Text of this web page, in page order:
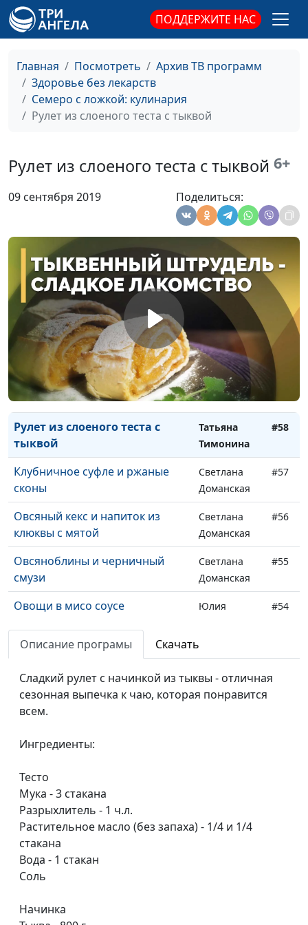
ПОДДЕРЖИТЕ НАС
Главная Посмотреть
Архив ТВ программ
Здоровье без лекарств
Семеро с ложкой: кулинария
Рулет из слоеного теста с тыквой
Рулет из слоеного теста с тыквой 6+
09 сентября 2019 Поделиться:
клубничный мохито
Банановый хлеб и шоколадный
Елена
#67
Хачапури на скорую руку и
легкий салатик с сельдереем
Плов с тыквой
Кочкарева
#64
Плов с овощами и сырные
Елена Чумак #63
Перец, фаршированный
овощами и грибами, и булгур
Марина
Кочкарева
Овощи, запеченные в духовке,
и паштет из чечевицы с нори
Марина
Кочкарева
#61
Кята
Марина
Кочкарева
#60
Картофель, фаршированный
чечевицей с грибами
Марина
Кочкарева
Рулет из слоеного теста с
тыквой
Татьяна
Тимонина
#58
Клубничное суфле и ржаные
сконы
Светлана
Доманская
#57
Овсяный кекс и напиток из
клюквы с мятой
Светлана
Доманская
#56
Овсяноблины и черничный
смузи
Светлана
Доманская
#55
Овощи в мисо соусе
Юлия
#54
Ленивые вареники с вишней
«Басбуса»: рецепт египетского
пирога
Анжела
Банановый торт с вишней
Гранола и яблоки, запеченные
с творогом
Черничный крамбл и
мороженое
Светлана
Печенье с арахисовой пастой
Рулет из фасоли и теплый салат
Описание програмы Скачать
Сладкий рулет с начинкой из тыквы - отличная
сезонная выпечка к чаю, которая понравится
всем.
Ингредиенты:
Тесто
Мука - 3 стакана
Разрыхлитель - 1 ч.л.
Растительное масло (без запаха) - 1/4 и 1/4
стакана
Вода - 1 стакан
Соль
Начинка